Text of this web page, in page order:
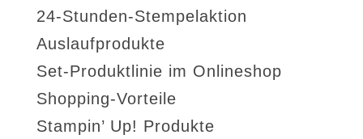
24-Stunden-Stempelaktion
Auslaufprodukte
Set-Produktlinie im Onlineshop
Shopping-Vorteile
Stampin’ Up! Produkte